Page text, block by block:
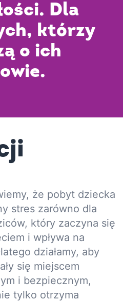
Dla
którzy
o ich
że pobyt dziecka
stres zarówno dla
który zaczyna się
i wpływa na
działamy, aby
się miejscem
i bezpiecznym,
tylko otrzyma